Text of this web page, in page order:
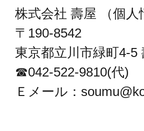
株式会社 壽屋 （個
〒190-8542
東京都立川市緑町4-5
☎042-522-9810(代)
Ｅメール：